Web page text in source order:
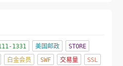
1331 美国邮政
STORE
白金会员 SWF 交易量
SSL